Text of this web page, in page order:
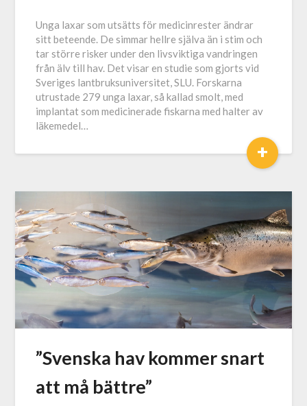
Unga laxar som utsätts för medicinrester ändrar
sitt beteende. De simmar hellre själva än i stim och
tar större risker under den livsviktiga vandringen
från älv till hav. Det visar en studie som gjorts vid
Sveriges lantbruksuniversitet, SLU. Forskarna
utrustade 279 unga laxar, så kallad smolt, med
implantat som medicinerade fiskarna med halter av
läkemedel…
+
”Svenska hav kommer snart
att må bättre”